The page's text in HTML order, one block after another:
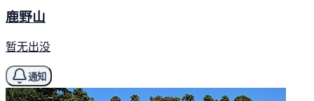
鹿野山
暂无出没
通知